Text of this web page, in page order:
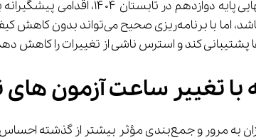
تصمیم وزارت آموزش و پرورش برای تغییر